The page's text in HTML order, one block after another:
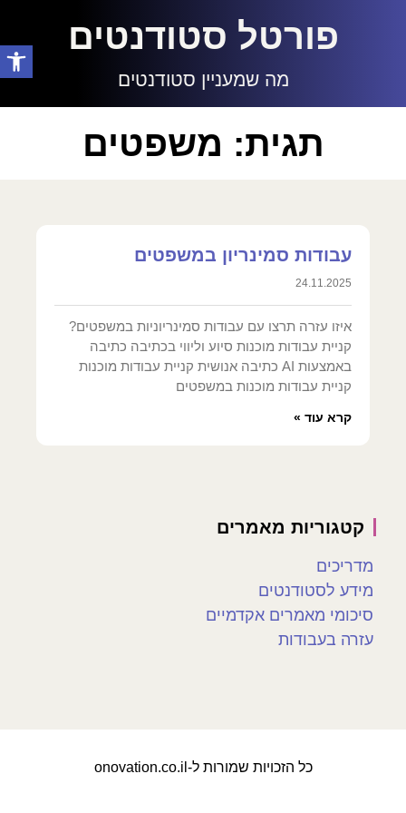
פתח
פורטל סטודנטים
מה שמעניין סטודנטים
תגית: משפטים
עבודות סמינריון במשפטים
24.11.2025
איזו עזרה תרצו עם עבודות סמינריוניות במשפטים?
קניית עבודות מוכנות סיוע וליווי בכתיבה כתיבה
באמצעות AI כתיבה אנושית קניית עבודות מוכנות
קניית עבודות מוכנות במשפטים
קרא עוד »
קטגוריות מאמרים
מדריכים
מידע לסטודנטים
סיכומי מאמרים אקדמיים
עזרה בעבודות
כל הזכויות שמורות ל-onovation.co.il